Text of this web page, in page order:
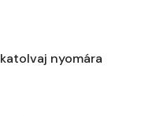
nyomára